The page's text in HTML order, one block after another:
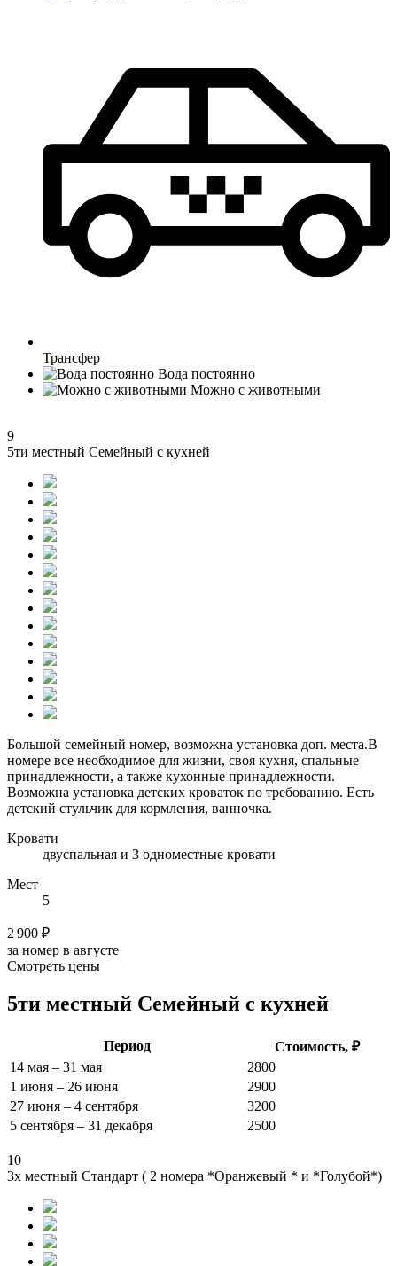
Трансфер
Вода постоянно
Можно с животными
9
5ти местный Семейный с кухней
Большой семейный номер, возможна установка доп. места.В
номере все необходимое для жизни, своя кухня, спальные
принадлежности, а также кухонные принадлежности.
Возможна установка детских кроваток по требованию. Есть
детский стульчик для кормления, ванночка.
Кровати
двуспальная и 3 одноместные кровати
Мест
5
2 900 ₽
за номер в августе
Смотреть цены
5ти местный Семейный с кухней
Период
Стоимость, ₽
14 мая – 31 мая
2800
1 июня – 26 июня
2900
27 июня – 4 сентября
3200
5 сентября – 31 декабря
2500
10
3х местный Стандарт ( 2 номера *Оранжевый * и *Голубой*)